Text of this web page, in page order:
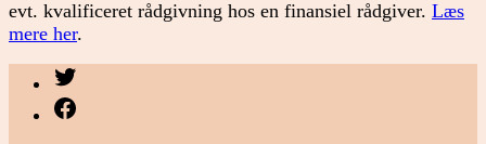
evt. kvalificeret rådgivning hos en finansiel rådgiver. Læs
mere her.